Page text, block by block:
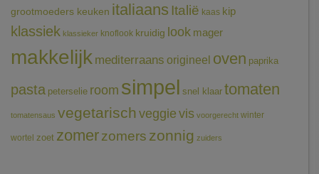
grootmoeders keuken italiaans Italië kaas kip
klassiek klassieker knoflook kruidig look mager
makkelijk mediterraans origineel oven paprika
pasta peterselie room simpel snel klaar tomaten
tomatensaus vegetarischveggie vis voorgerecht winter
wortel zoet zomerzomers zonnig zuiders